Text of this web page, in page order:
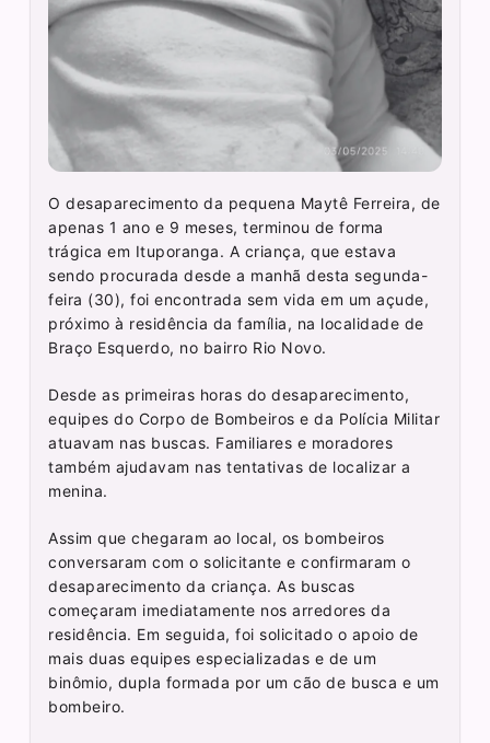
O desaparecimento da pequena Maytê Ferreira, de
apenas 1 ano e 9 meses, terminou de forma
trágica em Ituporanga. A criança, que estava
sendo procurada desde a manhã desta segunda-
feira (30), foi encontrada sem vida em um açude,
próximo à residência da família, na localidade de
Braço Esquerdo, no bairro Rio Novo.
Desde as primeiras horas do desaparecimento,
equipes do Corpo de Bombeiros e da Polícia Militar
atuavam nas buscas. Familiares e moradores
também ajudavam nas tentativas de localizar a
menina.
Assim que chegaram ao local, os bombeiros
conversaram com o solicitante e confirmaram o
desaparecimento da criança. As buscas
começaram imediatamente nos arredores da
residência. Em seguida, foi solicitado o apoio de
mais duas equipes especializadas e de um
binômio, dupla formada por um cão de busca e um
bombeiro.